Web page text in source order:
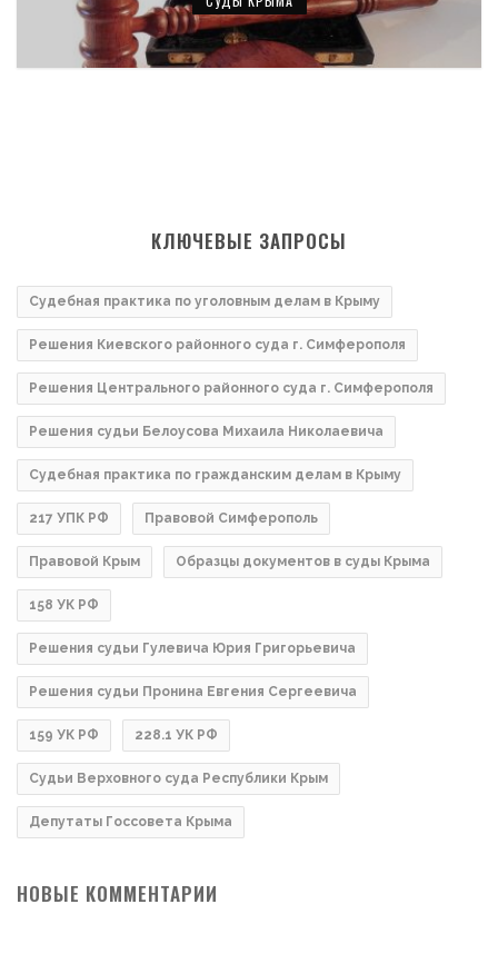
КЛЮЧЕВЫЕ ЗАПРОСЫ
Судебная практика по уголовным делам в Крыму
Решения Киевского районного суда г. Симферополя
Решения Центрального районного суда г. Симферополя
Решения судьи Белоусова Михаила Николаевича
Судебная практика по гражданским делам в Крыму
217 УПК РФ Правовой Симферополь
Правовой Крым Образцы документов в суды Крыма
158 УК РФ
Решения судьи Гулевича Юрия Григорьевича
Решения судьи Пронина Евгения Сергеевича
159 УК РФ 228.1 УК РФ
Судьи Верховного суда Республики Крым
Депутаты Госсовета Крыма
НОВЫЕ КОММЕНТАРИИ